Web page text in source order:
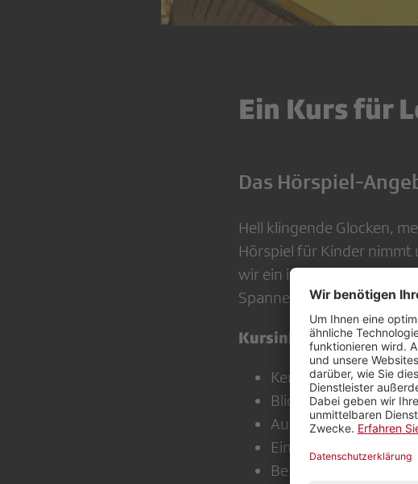
Ein Kurs für
Das Hörspiel-
Hell klingende Glocken,
Hörspiel für Kinder nimmt
wir ein ins Leben von
Spannendes und
Kursinhalte:
Kennenlernen des
Blick hinter die
Austausch mit der
Einsatz des
Bezüge zum Lehrplan